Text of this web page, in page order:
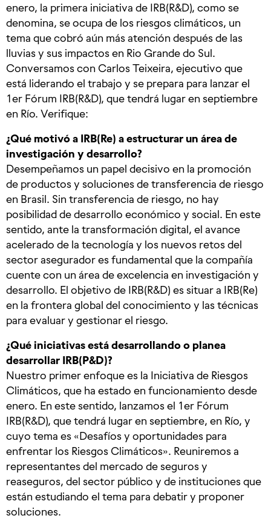
enero, la primera iniciativa de IRB(R&D), como se
denomina, se ocupa de los riesgos climáticos, un
tema que cobró aún más atención después de las
lluvias y sus impactos en Rio Grande do Sul.
Conversamos con Carlos Teixeira, ejecutivo que
está liderando el trabajo y se prepara para lanzar el
1er Fórum IRB(R&D), que tendrá lugar en septiembre
en Río. Verifique:
¿Qué motivó a IRB(Re) a estructurar un área de
investigación y desarrollo?
Desempeñamos un papel decisivo en la promoción
de productos y soluciones de transferencia de riesgo
en Brasil. Sin transferencia de riesgo, no hay
posibilidad de desarrollo económico y social. En este
sentido, ante la transformación digital, el avance
acelerado de la tecnología y los nuevos retos del
sector asegurador es fundamental que la compañía
cuente con un área de excelencia en investigación y
desarrollo. El objetivo de IRB(R&D) es situar a IRB(Re)
en la frontera global del conocimiento y las técnicas
para evaluar y gestionar el riesgo.
¿Qué iniciativas está desarrollando o planea
desarrollar IRB(P&D)?
Nuestro primer enfoque es la Iniciativa de Riesgos
Climáticos, que ha estado en funcionamiento desde
enero. En este sentido, lanzamos el 1er Fórum
IRB(R&D), que tendrá lugar en septiembre, en Río, y
cuyo tema es «Desafíos y oportunidades para
enfrentar los Riesgos Climáticos». Reuniremos a
representantes del mercado de seguros y
reaseguros, del sector público y de instituciones que
están estudiando el tema para debatir y proponer
soluciones.